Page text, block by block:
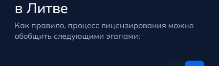
в Литве
Как правило, процесс лицензирования можно
обобщить следующими этапами: